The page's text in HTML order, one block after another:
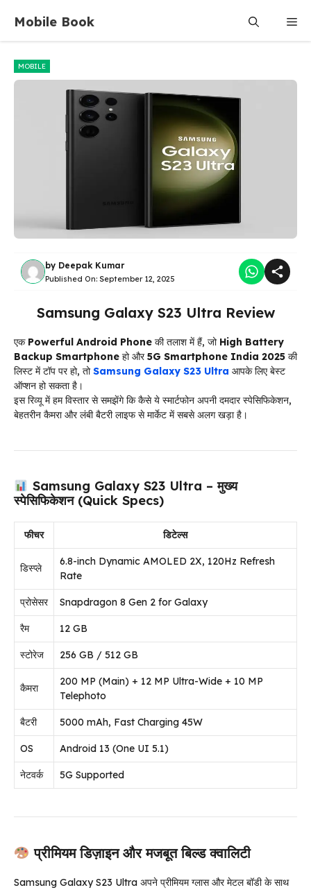
content
Mobile Book
MOBILE
by Deepak Kumar
Published On: September 12, 2025
Samsung Galaxy S23 Ultra Review
एक Powerful Android Phone की तलाश में हैं, जो High Battery
Backup Smartphone हो और5G Smartphone India 2025 की
लिस्ट में टॉप पर हो, तो Samsung Galaxy S23 Ultra आपके लिए बेस्ट
ऑप्शन हो सकता है।
इस रिव्यू में हम विस्तार से समझेंगे कि कैसे ये स्मार्टफोन अपनी दमदार स्पेसिफिकेशन,
बेहतरीन कैमरा और लंबी बैटरी लाइफ से मार्केट में सबसे अलग खड़ा है।
Samsung Galaxy S23 Ultra – मुख्य
स्पेसिफिकेशन (Quick Specs)
फीचर डिटेल्स
डिस्प्ले
6.8-inch Dynamic AMOLED 2X, 120Hz Refresh
Rate
प्रोसेसर Snapdragon 8 Gen 2 for Galaxy
रैम 12 GB
स्टोरेज 256 GB / 512 GB
कैमरा
200 MP (Main) + 12 MP Ultra-Wide + 10 MP
Telephoto
बैटरी 5000 mAh, Fast Charging 45W
OS Android 13 (One UI 5.1)
नेटवर्क 5G Supported
प्रीमियम डिज़ाइन और मजबूत बिल्ड क्वालिटी
Samsung Galaxy S23 Ultra अपने प्रीमियम ग्लास और मेटल बॉडी के साथ